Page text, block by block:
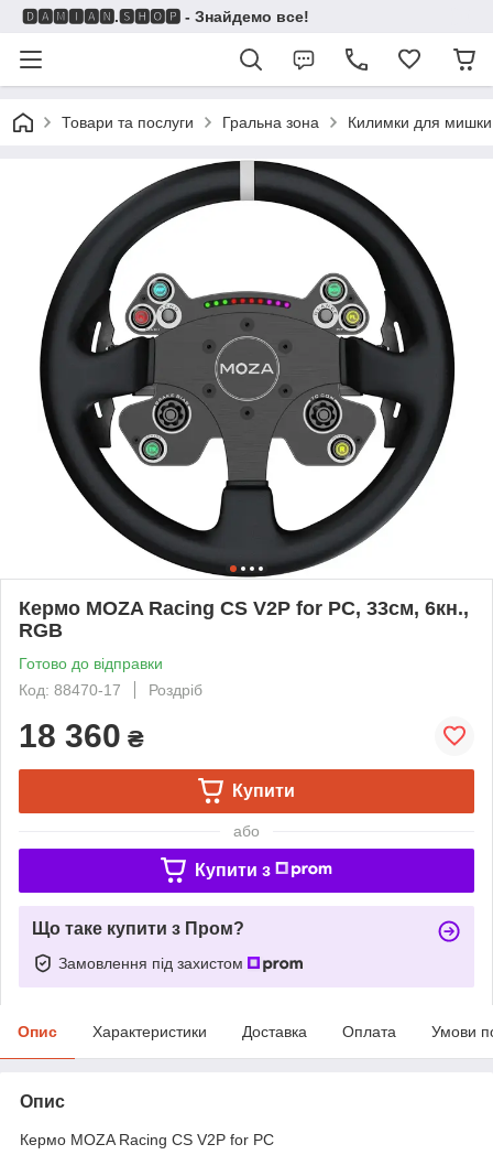
🅳🅰🅼🅸🅰🅽.🆂🅷🅾🅿 - Знайдемо все!
Товари та послуги Гральна зона Килимки для мишки
Кермо MOZA Racing CS V2P for PC, 33см, 6кн.,
RGB
Готово до відправки
Код: 88470-17
Роздріб
18 360 ₴
Купити
або
Купити з
Що таке купити з Пром?
Замовлення під захистом
Опис Характеристики Доставка Оплата Умови
Опис
Кермо MOZA Racing CS V2P for PC